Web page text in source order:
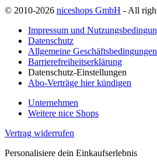
© 2010-2026 niceshops GmbH - All
Impressum und
Datenschutz
Allgemeine
Barrierefreiheitserklärung
Datenschutz-Einstellungen
Abo-Verträge hier kündigen
Unternehmen
Weitere nice Shops
Vertrag widerrufen
Personalisiere dein Einkaufserlebnis